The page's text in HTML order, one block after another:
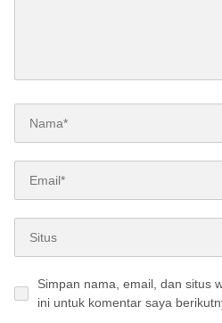
Simpan nama, email, dan situs
ini untuk komentar saya